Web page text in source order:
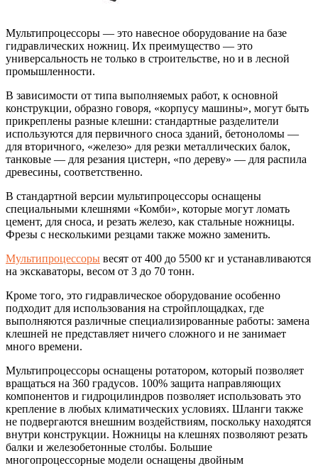
Мультипроцессоры — это навесное оборудование на базе
гидравлических ножниц. Их преимущество — это
универсальность не только в строительстве, но и в лесной
промышленности.
В зависимости от типа выполняемых работ, к основной
конструкции, образно говоря, «корпусу машины», могут быть
прикреплены разные клешни: стандартные разделители
используются для первичного сноса зданий, бетоноломы —
для вторичного, «железо» для резки металлических балок,
танковые — для резания цистерн, «по дереву» — для распила
древесины, соответственно.
В стандартной версии мультипроцессоры оснащены
специальными клешнями «Комби», которые могут ломать
цемент, для сноса, и резать железо, как стальные ножницы.
Фрезы с несколькими резцами также можно заменить.
Мультипроцессоры весят от 400 до 5500 кг и устанавливаются
на экскаваторы, весом от 3 до 70 тонн.
Кроме того, это гидравлическое оборудование особенно
подходит для использования на стройплощадках, где
выполняются различные специализированные работы: замена
клешней не представляет ничего сложного и не занимает
много времени.
Мультипроцессоры оснащены ротатором, который позволяет
вращаться на 360 градусов. 100% защита направляющих
компонентов и гидроцилиндров позволяет использовать это
крепление в любых климатических условиях. Шланги также
не подвергаются внешним воздействиям, поскольку находятся
внутри конструкции. Ножницы на клешнях позволяют резать
балки и железобетонные столбы. Большие
многопроцессорные модели оснащены двойным